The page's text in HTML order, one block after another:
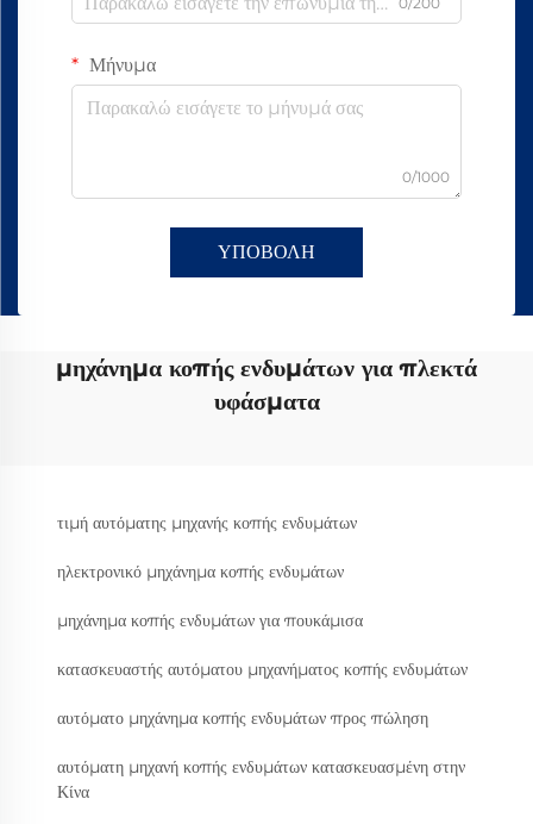
Μήνυμα
0/1000
ΥΠΟΒΟΛΗ
μηχάνημα κοπής ενδυμάτων για πλεκτά
υφάσματα
τιμή αυτόματης μηχανής κοπής ενδυμάτων
ηλεκτρονικό μηχάνημα κοπής ενδυμάτων
μηχάνημα κοπής ενδυμάτων για πουκάμισα
κατασκευαστής αυτόματου μηχανήματος κοπής ενδυμάτων
αυτόματο μηχάνημα κοπής ενδυμάτων προς πώληση
αυτόματη μηχανή κοπής ενδυμάτων κατασκευασμένη στην
Κίνα